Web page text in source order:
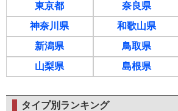
東京都
神奈川県
新潟県
山梨県
奈良県
和歌山県
鳥取県
島根県
タイプ別ランキング